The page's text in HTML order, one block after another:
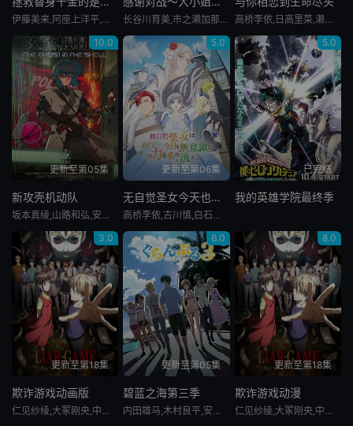
伊藤美来,阿座上洋平,青木瑠璃子,日笠阳子,市之濑加那,千叶翔也,青山穰,石黑史刚,吉川幸宏,前川凉子,奈波果林,义村优 长谷川育美,市之濑加那,千本木彩花,下地紫野
高桥李依,日高里菜,濑户麻沙美,石川由依,内山夕实,茅野爱衣
10.0
更新至第05集
新攻壳机动队
坂本真绫,山路和弘,安元洋贵,中村悠一
5.0
更新至第06集
无自觉圣女今天也无意识地释放力量
高桥李依,古川慎,白石晴香,土岐隼一,田丸笃志,冈本信彦,宫本充,鸟海浩辅,集贝花,东地宏树,大原沙耶香
5.0
已完结
我的英雄学院最终季
3.0
更新至第18集
欺诈游戏动画版
仁见纱绫,大冢刚央,中谷一博,飞田展男,上田燿司
6.0
更新至第05集
碧蓝之海第三季
内田雄马,木村良平,安元洋贵,小西克幸,安济知佳,内田真礼,行成桃姬,阿澄佳奈,山根绮,江口拓也,榎木淳弥,花江夏树,罗伯特·沃特曼,福山润,诸星堇,青山吉能,川田绅司,水树奈奈,市道真央,大原沙耶香,濑户麻沙美,洲崎绫
8.0
更新至第18集
欺诈游戏动漫
仁见纱绫,大冢刚央,中谷一博,飞田展男,上田燿司